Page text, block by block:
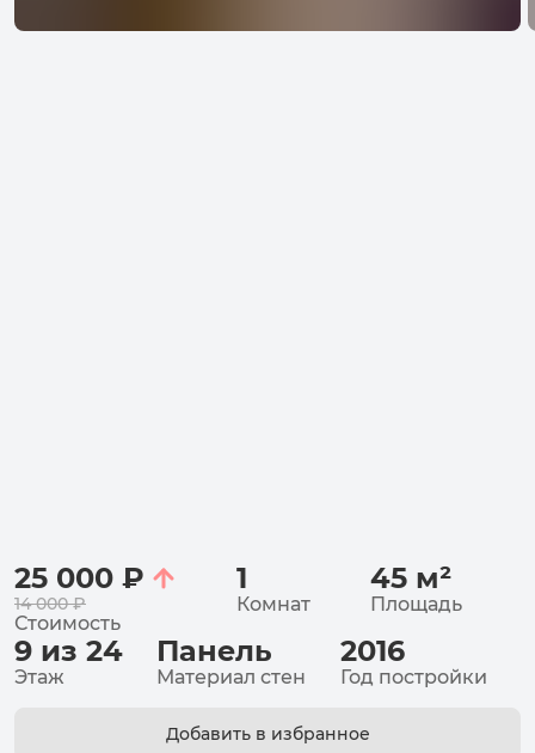
25 000 ₽
14 000 ₽
Стоимость
1
Комнат
45 м²
Площадь
9 из 24
Этаж
Панель
Материал стен
2016
Год постройки
Добавить в избранное